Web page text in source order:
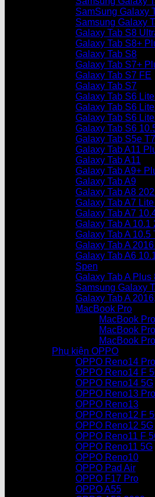
SamSung Galaxy
Samsung Galaxy
Galaxy Tab S8
Galaxy Tab S8+
Galaxy Tab S8
Galaxy Tab S7+
Galaxy Tab S7 FE
Galaxy Tab S7
Galaxy Tab S6
Galaxy Tab S6
Galaxy Tab S6
Galaxy Tab S6
Galaxy Tab S5e
Galaxy Tab A11
Galaxy Tab A11
Galaxy Tab A9+
Galaxy Tab A9
Galaxy Tab A8
Galaxy Tab A7
Galaxy Tab A7
Galaxy Tab A
Galaxy Tab A 10.5
Galaxy Tab A
Galaxy Tab A6
Spen
Galaxy Tab A
Samsung Galaxy
Galaxy Tab A
MacBook Pro
MacBook
MacBook
MacBook
Phụ kiện OPPO
OPPO Reno14
OPPO Reno14 F
OPPO Reno14 5G
OPPO Reno13 Pro
OPPO Reno13
OPPO Reno12 F
OPPO Reno12 5G
OPPO Reno11 F
OPPO Reno11 5G
OPPO Reno10
OPPO Pad Air
OPPO F17 Pro
OPPO A55